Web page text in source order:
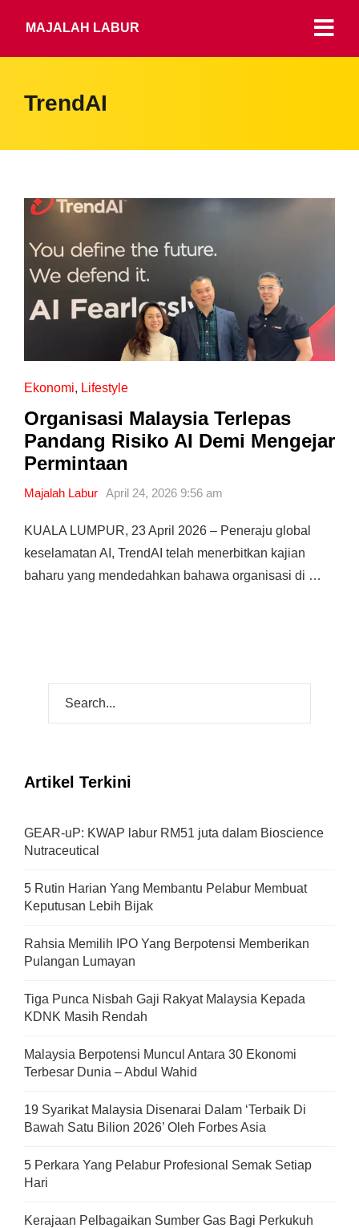
MAJALAH LABUR
TrendAI
Ekonomi, Lifestyle
Organisasi Malaysia Terlepas
Pandang Risiko AI Demi Mengejar
Permintaan
Majalah Labur April 24, 2026 9:56 am
KUALA LUMPUR, 23 April 2026 – Peneraju global
keselamatan AI, TrendAI telah menerbitkan kajian
baharu yang mendedahkan bahawa organisasi di …
Artikel Terkini
GEAR-uP: KWAP labur RM51 juta dalam Bioscience
Nutraceutical
5 Rutin Harian Yang Membantu Pelabur Membuat
Keputusan Lebih Bijak
Rahsia Memilih IPO Yang Berpotensi Memberikan
Pulangan Lumayan
Tiga Punca Nisbah Gaji Rakyat Malaysia Kepada
KDNK Masih Rendah
Malaysia Berpotensi Muncul Antara 30 Ekonomi
Terbesar Dunia – Abdul Wahid
19 Syarikat Malaysia Disenarai Dalam ‘Terbaik Di
Bawah Satu Bilion 2026’ Oleh Forbes Asia
5 Perkara Yang Pelabur Profesional Semak Setiap
Hari
Kerajaan Pelbagaikan Sumber Gas Bagi Perkukuh